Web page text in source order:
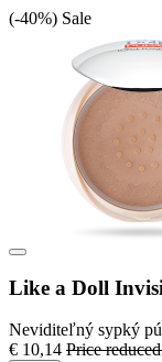
(-40%) Sale
Like a Doll
Neviditeľný sypký
€ 10,14 Price